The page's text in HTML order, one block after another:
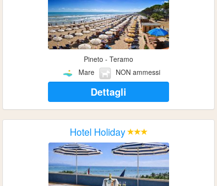
Pineto - Teramo
Mare
NON ammessi
Dettagli
Hotel Holiday